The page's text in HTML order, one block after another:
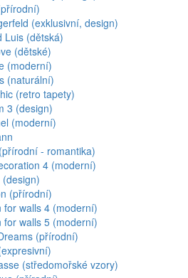
(exklusivní, design)
Luis (dětská)
(dětské)
(moderní)
(naturální)
(retro tapety)
3 (design)
(moderní)
- romantika)
4 (moderní)
(design)
(přírodní)
for walls 4 (moderní)
for walls 5 (moderní)
(přírodní)
(středomořské vzory)